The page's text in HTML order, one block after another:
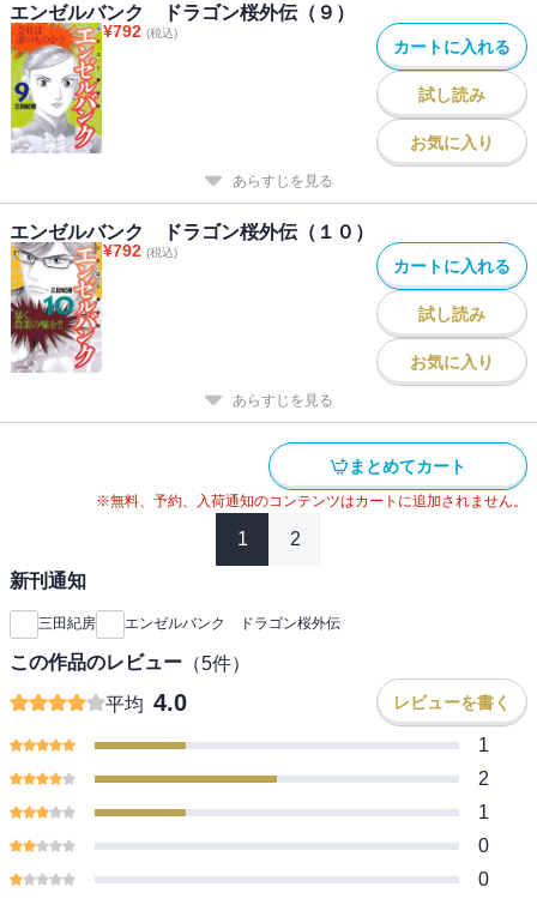
エンゼルバンク ドラゴン桜外伝（９）
¥792 (税込)
カートに入れる
試し読み
お気に入り
あらすじを見る
エンゼルバンク ドラゴン桜外伝（１０）
¥792 (税込)
カートに入れる
試し読み
お気に入り
あらすじを見る
まとめてカート
※無料、予約、入荷通知のコンテンツはカートに追加されません。
1 2
新刊通知
三田紀房 エンゼルバンク ドラゴン桜外伝
この作品のレビュー （5件）
平均 4.0 レビューを書く
1
2
1
0
0